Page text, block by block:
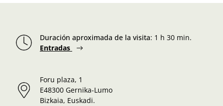
Duración aproximada de la visita: 1 h 30 min.
Entradas
Foru plaza, 1
E48300 Gernika-Lumo
Bizkaia, Euskadi.